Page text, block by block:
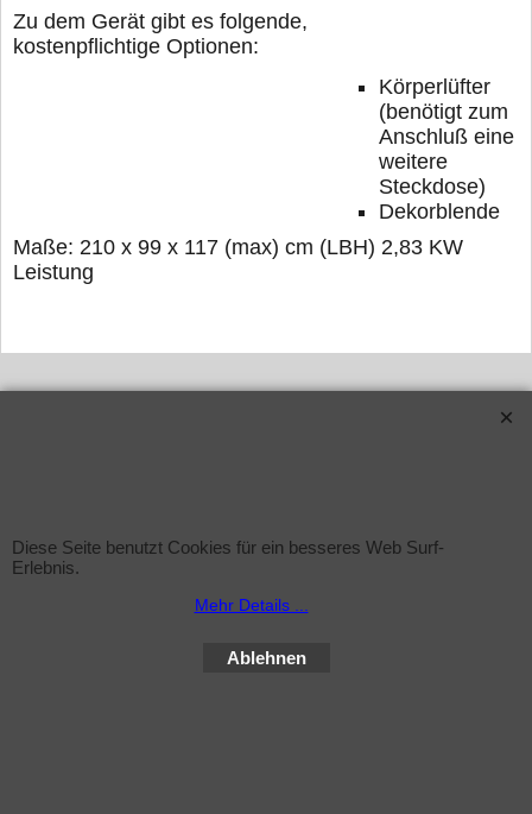
Zu dem Gerät gibt es folgende,
kostenpflichtige Optionen:
Körperlüfter
(benötigt zum
Anschluß eine
weitere
Steckdose)
Dekorblende
Maße: 210 x 99 x 117 (max) cm (LBH) 2,83 KW
Leistung
Diese Seite benutzt Cookies für ein besseres Web Surf-
Erlebnis.
Mehr Details ...
Ablehnen